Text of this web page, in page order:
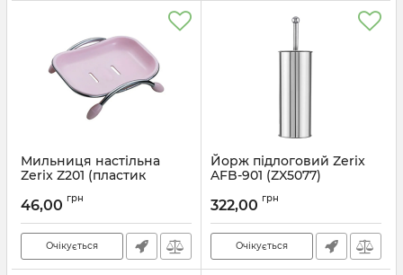
Мильниця настільна
Zerix Z201 (пластик
Артикул: ZX0292
46,00 грн
Очікується
Йорж підлоговий Zerix
AFB-901 (ZX5077)
322,00 грн
Очікується